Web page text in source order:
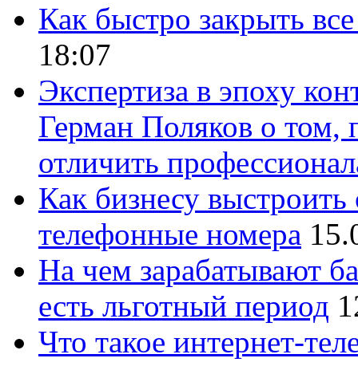
Как быстро закрыть
18:07
Экспертиза в эпоху
Герман Поляков о том,
отличить
Как бизнесу
телефонные номера
На чем зарабатывают
есть льготный период
Что такое интернет-